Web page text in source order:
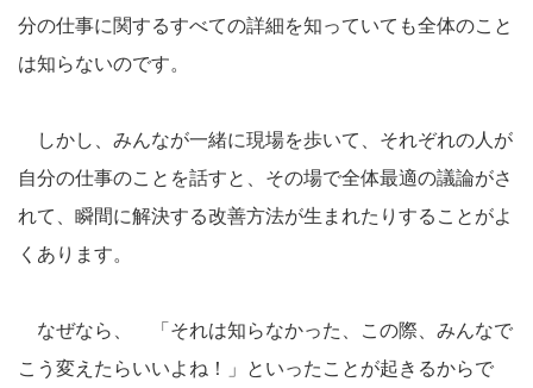
分の仕事に関するすべての詳細を知っていても全体のこと
は知らないのです。
しかし、みんなが一緒に現場を歩いて、それぞれの人が
自分の仕事のことを話すと、その場で全体最適の議論がさ
れて、瞬間に解決する改善方法が生まれたりすることがよ
くあります。
なぜなら、 「それは知らなかった、この際、みんなで
こう変えたらいいよね！」といったことが起きるからで